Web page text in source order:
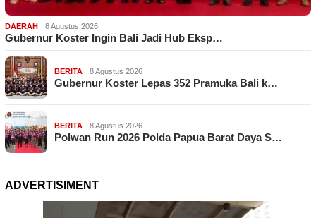
DAERAH 8 Agustus 2026
Gubernur Koster Ingin Bali Jadi Hub Eksp…
BERITA 8 Agustus 2026
Gubernur Koster Lepas 352 Pramuka Bali k…
BERITA 8 Agustus 2026
Polwan Run 2026 Polda Papua Barat Daya S…
ADVERTISIMENT